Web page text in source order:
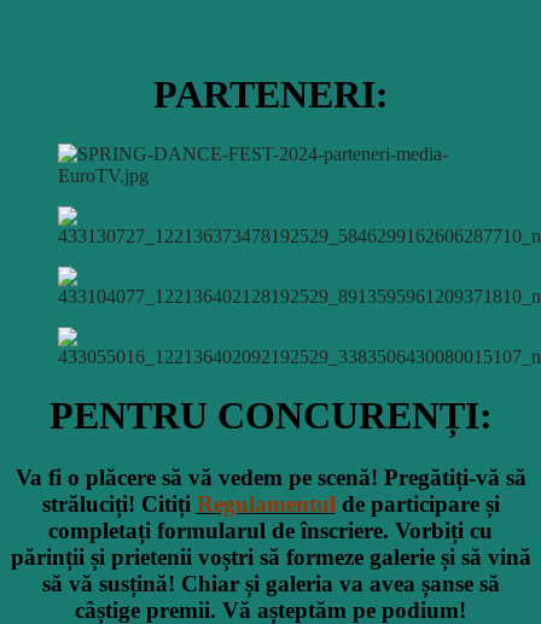
PARTENERI:
PENTRU CONCURENȚI:
Va fi o plăcere să vă vedem pe scenă! Pregătiți-vă să
străluciți! Citiți Regulamentul de participare și
completați formularul de înscriere. Vorbiți cu
părinții și prietenii voștri să formeze galerie și să vină
să vă susțină! Chiar și galeria va avea șanse să
câștige premii. Vă așteptăm pe podium!